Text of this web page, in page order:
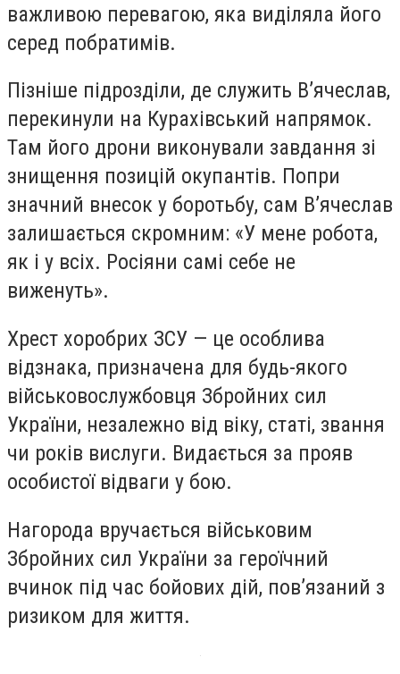
важливою перевагою, яка виділяла його
серед побратимів.
Пізніше підрозділи, де служить В’ячеслав,
перекинули на Курахівський напрямок.
Там його дрони виконували завдання зі
знищення позицій окупантів. Попри
значний внесок у боротьбу, сам В’ячеслав
залишається скромним: «У мене робота,
як і у всіх. Росіяни самі себе не
виженуть».
Хрест хоробрих ЗСУ — це особлива
відзнака, призначена для будь-якого
військовослужбовця Збройних сил
України, незалежно від віку, статі, звання
чи років вислуги. Видається за прояв
особистої відваги у бою.
Нагорода вручається військовим
Збройних сил України за героїчний
вчинок під час бойових дій, пов’язаний з
ризиком для життя.